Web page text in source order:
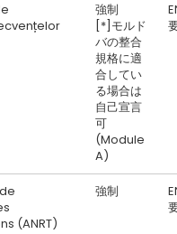
強制
[*]モルド
バの整合
規格に適
合してい
る場合は
自己宣言
可
(Module
A)
(ANRT)
強制